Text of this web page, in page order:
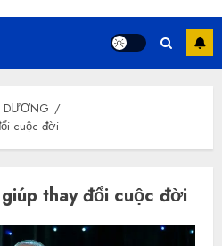
DƯƠNG
cuộc đời
thay đổi cuộc đời